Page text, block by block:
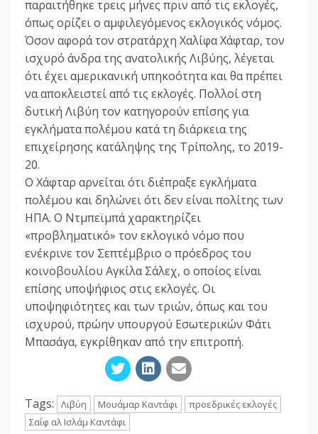
παραιτήθηκε τρεις μήνες πριν από τις εκλογές,
όπως ορίζει ο αμφιλεγόμενος εκλογικός νόμος.
Όσον αφορά τον στρατάρχη Χαλίφα Χάφταρ, τον
ισχυρό άνδρα της ανατολικής Λιβύης, λέγεται
ότι έχει αμερικανική υπηκοότητα και θα πρέπει
να αποκλειστεί από τις εκλογές. Πολλοί στη
δυτική Λιβύη τον κατηγορούν επίσης για
εγκλήματα πολέμου κατά τη διάρκεια της
επιχείρησης κατάληψης της Τρίπολης, το 2019-
20.
Ο Χάφταρ αρνείται ότι διέπραξε εγκλήματα
πολέμου και δηλώνει ότι δεν είναι πολίτης των
ΗΠΑ. Ο Ντμπεϊμπά χαρακτηρίζει
«προβληματικό» τον εκλογικό νόμο που
ενέκρινε τον Σεπτέμβριο ο πρόεδρος του
κοινοβουλίου Αγκίλα Σάλεχ, ο οποίος είναι
επίσης υποψήφιος στις εκλογές. Οι
υποψηφιότητες και των τριών, όπως και του
ισχυρού, πρώην υπουργού Εσωτερικών Φάτι
Μπασάγα, εγκρίθηκαν από την επιτροπή.
Tags: Λιβύη Μουάμαρ Καντάφι
προεδρικές εκλογές
Σαΐφ αλ Ισλάμ Καντάφι